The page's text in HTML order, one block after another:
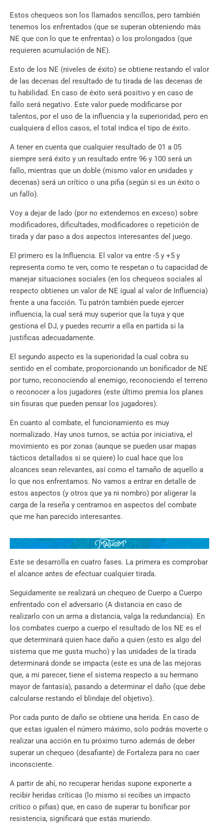
Estos chequeos son los llamados sencillos, pero también
tenemos los enfrentados (que se superan obteniendo más
NE que con lo que te enfrentas) o los prolongados (que
requieren acumulación de NE).
Esto de los NE (niveles de éxito) se obtiene restando el valor
de las decenas del resultado de tu tirada de las decenas de
tu habilidad. En caso de éxito será positivo y en caso de
fallo será negativo. Este valor puede modificarse por
talentos, por el uso de la influencia y la superioridad, pero en
cualquiera d ellos casos, el total indica el tipo de éxito.
A tener en cuenta que cualquier resultado de 01 a 05
siempre será éxito y un resultado entre 96 y 100 será un
fallo, mientras que un doble (mismo valor en unidades y
decenas) será un crítico o una pifia (según si es un éxito o
un fallo).
Voy a dejar de lado (por no extendernos en exceso) sobre
modificadores, dificultades, modificadores o repetición de
tirada y dar paso a dos aspectos interesantes del juego.
El primero es la Influencia. El valor va entre -5 y +5 y
representa como te ven, como te respetan o tu capacidad de
manejar situaciones sociales (en los chequeos sociales al
respecto obtienes un valor de NE igual al valor de Influencia)
frente a una facción. Tu patrón también puede ejercer
influencia, la cual será muy superior que la tuya y que
gestiona el DJ, y puedes recurrir a ella en partida si la
justificas adecuadamente.
El segundo aspecto es la superioridad la cual cobra su
sentido en el combate, proporcionando un bonificador de NE
por turno, reconociendo al enemigo, reconociendo el terreno
o reconocer a los jugadores (este último premia los planes
sin fisuras que pueden pensar los jugadores).
En cuanto al combate, el funcionamiento es muy
normalizado. Hay unos turnos, se actúa por iniciativa, el
movimiento es por zonas (aunque se pueden usar mapas
tácticos detallados si se quiere) lo cual hace que los
alcances sean relevantes, así como el tamaño de aquello a
lo que nos enfrentamos. No vamos a entrar en detalle de
estos aspectos (y otros que ya ni nombro) por aligerar la
carga de la reseña y centrarnos en aspectos del combate
que me han parecido interesantes.
Este se desarrolla en cuatro fases. La primera es comprobar
el alcance antes de efectuar cualquier tirada.
Seguidamente se realizará un chequeo de Cuerpo a Cuerpo
enfrentado con el adversario (A distancia en caso de
realizarlo con un arma a distancia, valga la redundancia). En
los combates cuerpo a cuerpo el resultado de los NE es el
que determinará quien hace daño a quien (esto es algo del
sistema que me gusta mucho) y las unidades de la tirada
determinará donde se impacta (este es una de las mejoras
que, a mi parecer, tiene el sistema respecto a su hermano
mayor de fantasía), pasando a determinar el daño (que debe
calcularse restando el blindaje del objetivo).
Por cada punto de daño se obtiene una herida. En caso de
que estas igualen el número máximo, solo podrás moverte o
realizar una acción en tu próximo turno además de deber
superar un chequeo (desafiante) de Fortaleza para no caer
inconsciente.
A partir de ahí, no recuperar heridas supone exponerte a
recibir heridas críticas (lo mismo si recibes un impacto
crítico o pifias) que, en caso de superar tu bonificar por
resistencia, significará que estás muriendo.